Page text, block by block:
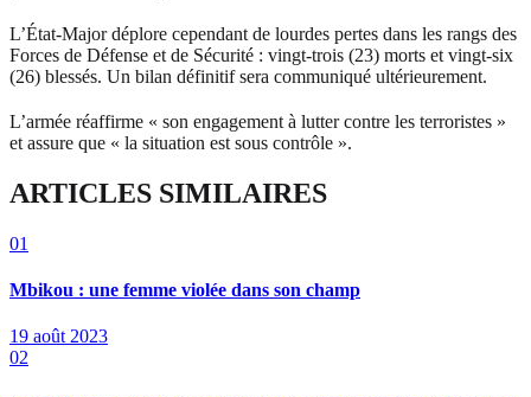
L’État-Major déplore cependant de lourdes pertes dans les rangs des
Forces de Défense et de Sécurité : vingt-trois (23) morts et vingt-six
(26) blessés. Un bilan définitif sera communiqué ultérieurement.
L’armée réaffirme « son engagement à lutter contre les terroristes »
et assure que « la situation est sous contrôle ».
ARTICLES SIMILAIRES
01
Mbikou : une femme violée dans son champ
19 août 2023
02